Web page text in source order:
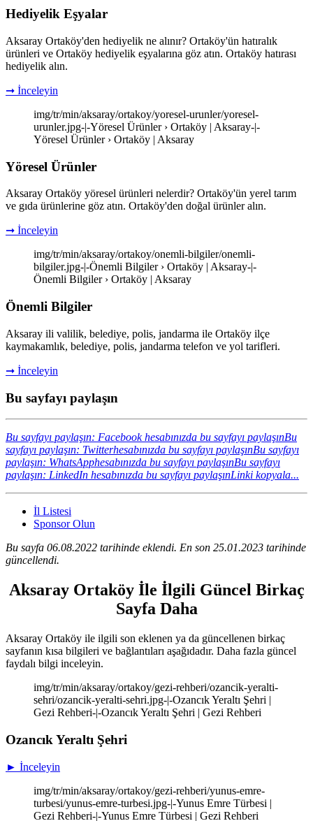
Hediyelik Eşyalar
Aksaray Ortaköy'den hediyelik ne alınır? Ortaköy'ün hatıralık
ürünleri ve Ortaköy hediyelik eşyalarına göz atın. Ortaköy hatırası
hediyelik alın.
➞ İnceleyin
img/tr/min/aksaray/ortakoy/yoresel-urunler/yoresel-
urunler.jpg-|-Yöresel Ürünler › Ortaköy | Aksaray-|-
Yöresel Ürünler › Ortaköy | Aksaray
Yöresel Ürünler
Aksaray Ortaköy yöresel ürünleri nelerdir? Ortaköy'ün yerel tarım
ve gıda ürünlerine göz atın. Ortaköy'den doğal ürünler alın.
➞ İnceleyin
img/tr/min/aksaray/ortakoy/onemli-bilgiler/onemli-
bilgiler.jpg-|-Önemli Bilgiler › Ortaköy | Aksaray-|-
Önemli Bilgiler › Ortaköy | Aksaray
Önemli Bilgiler
Aksaray ili valilik, belediye, polis, jandarma ile Ortaköy ilçe
kaymakamlık, belediye, polis, jandarma telefon ve yol tarifleri.
➞ İnceleyin
Bu sayfayı paylaşın
Bu sayfayı paylaşın: Facebook hesabınızda bu sayfayı paylaşınBu
sayfayı paylaşın: Twitterhesabınızda bu sayfayı paylaşınBu sayfayı
paylaşın: WhatsApphesabınızda bu sayfayı paylaşınBu sayfayı
paylaşın: LinkedIn hesabınızda bu sayfayı paylaşınLinki kopyala...
İl Listesi
Sponsor Olun
Bu sayfa 06.08.2022 tarihinde eklendi. En son 25.01.2023 tarihinde
güncellendi.
Aksaray Ortaköy İle İlgili Güncel Birkaç
Sayfa Daha
Aksaray Ortaköy ile ilgili son eklenen ya da güncellenen birkaç
sayfanın kısa bilgileri ve bağlantıları aşağıdadır. Daha fazla güncel
faydalı bilgi inceleyin.
img/tr/min/aksaray/ortakoy/gezi-rehberi/ozancik-yeralti-
sehri/ozancik-yeralti-sehri.jpg-|-Ozancık Yeraltı Şehri |
Gezi Rehberi-|-Ozancık Yeraltı Şehri | Gezi Rehberi
Ozancık Yeraltı Şehri
► İnceleyin
img/tr/min/aksaray/ortakoy/gezi-rehberi/yunus-emre-
turbesi/yunus-emre-turbesi.jpg-|-Yunus Emre Türbesi |
Gezi Rehberi-|-Yunus Emre Türbesi | Gezi Rehberi